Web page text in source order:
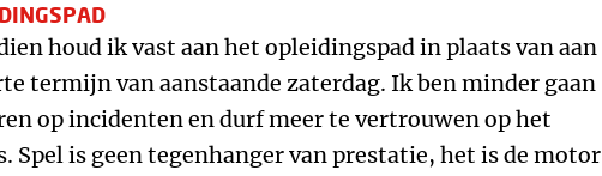
houd ik vast aan het opleidingspad in plaats van aan
termijn van aanstaande zaterdag. Ik ben minder gaan
op incidenten en durf meer te vertrouwen op het
Spel is geen tegenhanger van prestatie, het is de motor